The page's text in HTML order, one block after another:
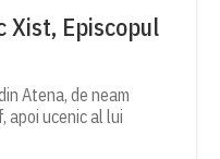
Xist, Episcopul
Atena, de neam
apoi ucenic al lui